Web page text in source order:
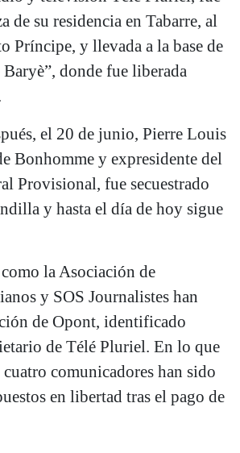
de su residencia en Tabarre, al
Príncipe, y llevada a la base de
Baryè”, donde fue liberada
el 20 de junio, Pierre Louis
Bonhomme y expresidente del
Provisional, fue secuestrado
y hasta el día de hoy sigue
la Asociación de
y SOS Journalistes han
de Opont, identificado
de Télé Pluriel. En lo que
comunicadores han sido
en libertad tras el pago de